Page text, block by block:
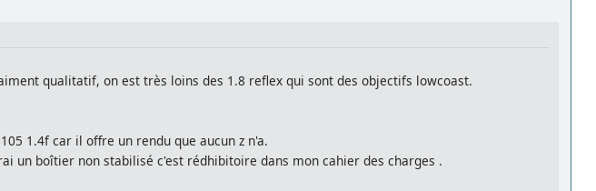
qualitatif, on est très loins des 1.8 reflex qui sont des objectifs lowcoast.
1.4f car il offre un rendu que aucun z n'a.
un boîtier non stabilisé c'est rédhibitoire dans mon cahier des charges .